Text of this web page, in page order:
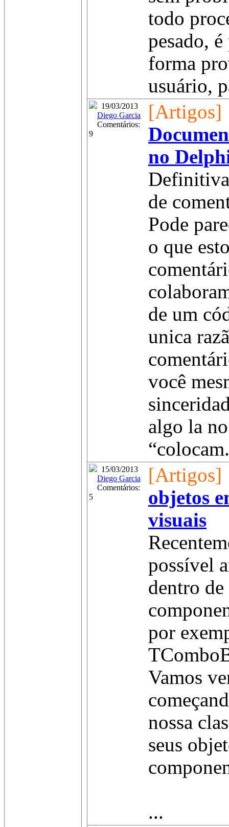
todo
pesado,
forma
usuário,
19/03/2013
Diego Garcia
Comentários:
9
[Artigos]
no
de
Pode
o que
de um
unica
você
algo la
15/03/2013
Diego Garcia
Comentários:
5
[Artigos]
objetos
visuais
possível
dentro
por
Vamos
nossa
seus
...